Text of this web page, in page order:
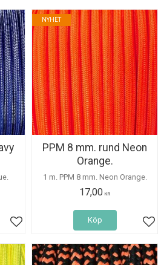
Lägg till i favoriter
PPM 8 mm. rund Neon
Orange.
1 m. PPM 8 mm. Neon Orange.
17,00 KR
NYHET
Köp